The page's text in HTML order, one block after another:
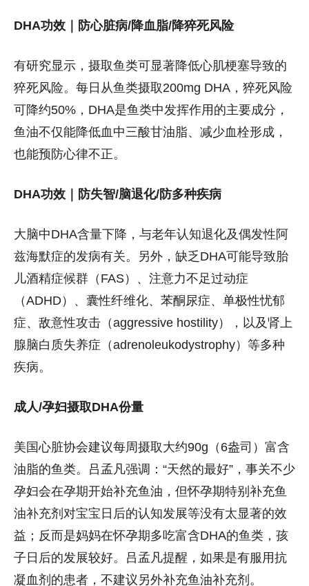
DHA功效｜防心脏病/降血脂/降猝死风险
有研究显示，摄取鱼类可显著降低心肌梗塞导致的
猝死风险。每日从鱼类摄取200mg DHA，猝死风险
可降约50%，DHA是鱼类中发挥作用的主要成分，
鱼油不仅能降低血中三酸甘油脂、减少血栓形成，
也能预防心律不正。
DHA功效｜防失智/脑退化/防多种疾病
大脑中DHA含量下降，与老年认知退化及偶发性阿
兹海默症的发病有关。另外，缺乏DHA可能导致胎
儿酒精症候群（FAS）、注意力不足过动症
（ADHD）、囊性纤维化、苯酮尿症、单极性忧郁
症、敌意性攻击（aggressive hostility），以及肾上
腺脑白质失养症（adrenoleukodystrophy）等多种
疾病。
成人/孕妇摄取DHA份量
美国心脏协会建议每周摄取大约90g（6盎司）富含
油脂的鱼类。吕孟凡强调：“天然的最好”，事关不少
孕妇会在孕期开始补充鱼油，但怀孕期特别补充鱼
油补充剂对宝宝日后的认知发展等没有太显著的效
益；反而是妈妈在怀孕期多吃富含DHA的鱼类，孩
子日后的发展较好。吕孟凡提醒，如果是有服用抗
凝血剂的患者，不建议另外补充鱼油补充剂。